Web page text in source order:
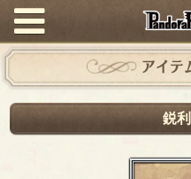
アイテ
鋭